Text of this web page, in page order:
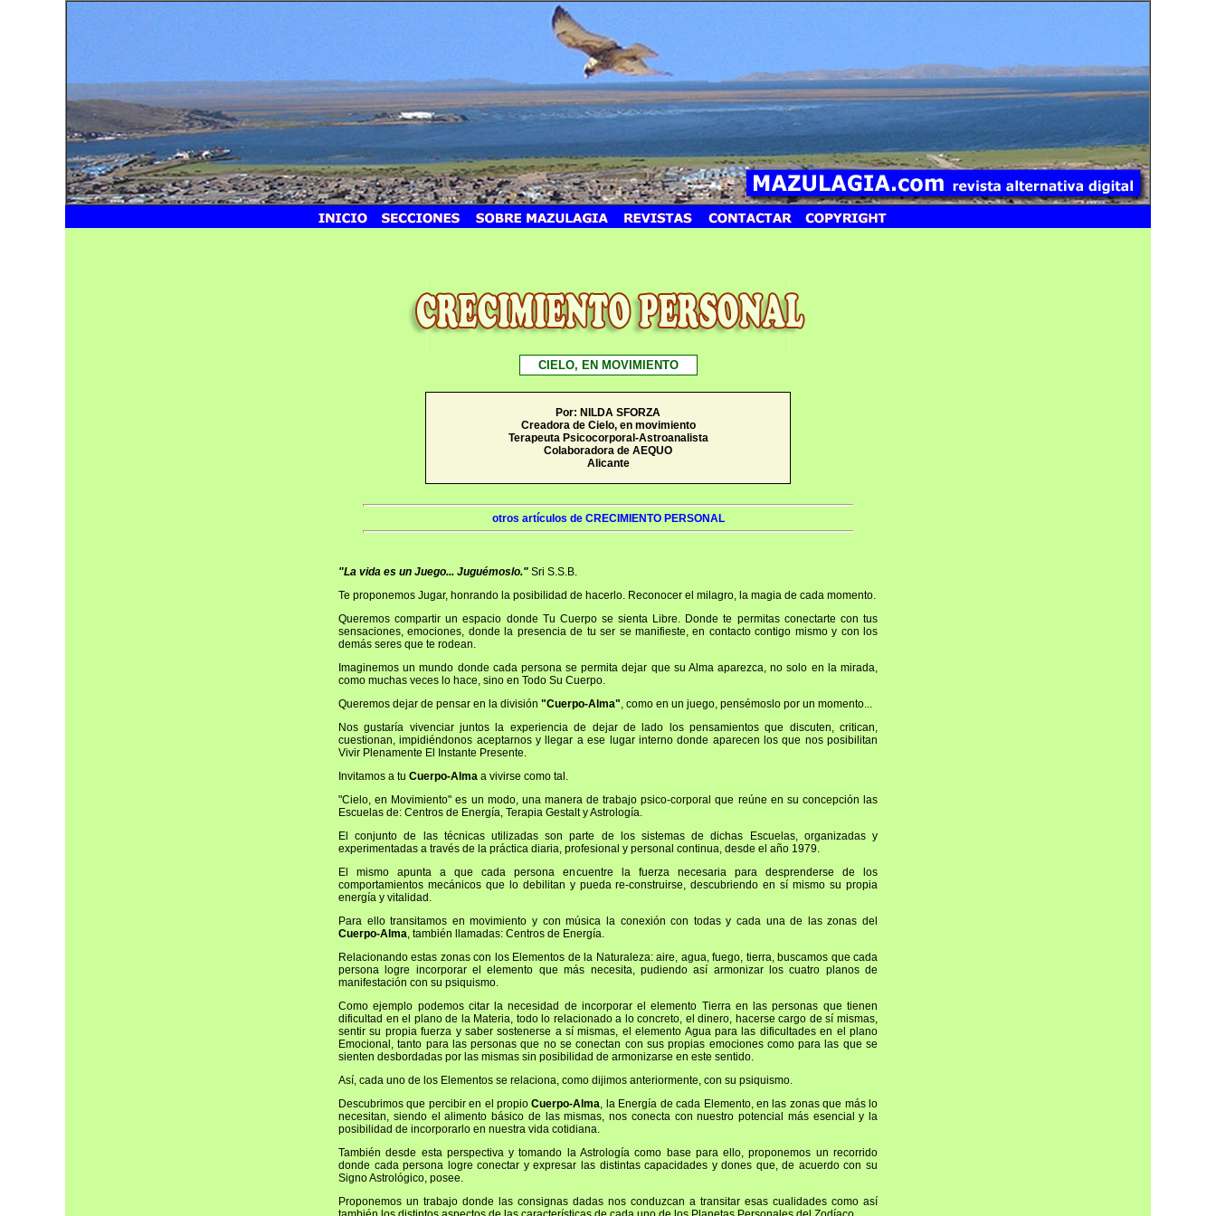
CIELO, EN MOVIMIENTO
Por: NILDA SFORZA
Creadora de Cielo, en movimiento
Terapeuta Psicocorporal-Astroanalista
Colaboradora de AEQUO
Alicante
otros artículos de CRECIMIENTO PERSONAL
"La vida es un Juego... Juguémoslo." Sri S.S.B.
Te proponemos Jugar, honrando la posibilidad de hacerlo. Reconocer el milagro, la magia de cada momento.
Queremos compartir un espacio donde Tu Cuerpo se sienta Libre. Donde te permitas conectarte con tus
sensaciones, emociones, donde la presencia de tu ser se manifieste, en contacto contigo mismo y con los
demás seres que te rodean.
Imaginemos un mundo donde cada persona se permita dejar que su Alma aparezca, no solo en la mirada,
como muchas veces lo hace, sino en Todo Su Cuerpo.
Queremos dejar de pensar en la división "Cuerpo-Alma", como en un juego, pensémoslo por un momento...
Nos gustaría vivenciar juntos la experiencia de dejar de lado los pensamientos que discuten, critican,
cuestionan, impidiéndonos aceptarnos y llegar a ese lugar interno donde aparecen los que nos posibilitan
Vivir Plenamente El Instante Presente.
Invitamos a tu Cuerpo-Alma a vivirse como tal.
"Cielo, en Movimiento" es un modo, una manera de trabajo psico-corporal que reúne en su concepción las
Escuelas de: Centros de Energía, Terapia Gestalt y Astrología.
El conjunto de las técnicas utilizadas son parte de los sistemas de dichas Escuelas, organizadas y
experimentadas a través de la práctica diaria, profesional y personal continua, desde el año 1979.
El mismo apunta a que cada persona encuentre la fuerza necesaria para desprenderse de los
comportamientos mecánicos que lo debilitan y pueda re-construirse, descubriendo en sí mismo su propia
energía y vitalidad.
Para ello transitamos en movimiento y con música la conexión con todas y cada una de las zonas del
Cuerpo-Alma, también llamadas: Centros de Energía.
Relacionando estas zonas con los Elementos de la Naturaleza: aire, agua, fuego, tierra, buscamos que cada
persona logre incorporar el elemento que más necesita, pudiendo así armonizar los cuatro planos de
manifestación con su psiquismo.
Como ejemplo podemos citar la necesidad de incorporar el elemento Tierra en las personas que tienen
dificultad en el plano de la Materia, todo lo relacionado a lo concreto, el dinero, hacerse cargo de sí mismas,
sentir su propia fuerza y saber sostenerse a sí mismas, el elemento Agua para las dificultades en el plano
Emocional, tanto para las personas que no se conectan con sus propias emociones como para las que se
sienten desbordadas por las mismas sin posibilidad de armonizarse en este sentido.
Así, cada uno de los Elementos se relaciona, como dijimos anteriormente, con su psiquismo.
Descubrimos que percibir en el propioCuerpo-Alma, la Energía de cada Elemento, en las zonas que más lo
necesitan, siendo el alimento básico de las mismas, nos conecta con nuestro potencial más esencial y la
posibilidad de incorporarlo en nuestra vida cotidiana.
También desde esta perspectiva y tomando la Astrología como base para ello, proponemos un recorrido
donde cada persona logre conectar y expresar las distintas capacidades y dones que, de acuerdo con su
Signo Astrológico, posee.
Proponemos un trabajo donde las consignas dadas nos conduzcan a transitar esas cualidades como así